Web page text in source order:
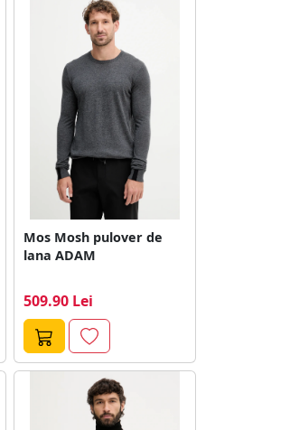
Mos Mosh pulover de
lana ADAM
509.90 Lei